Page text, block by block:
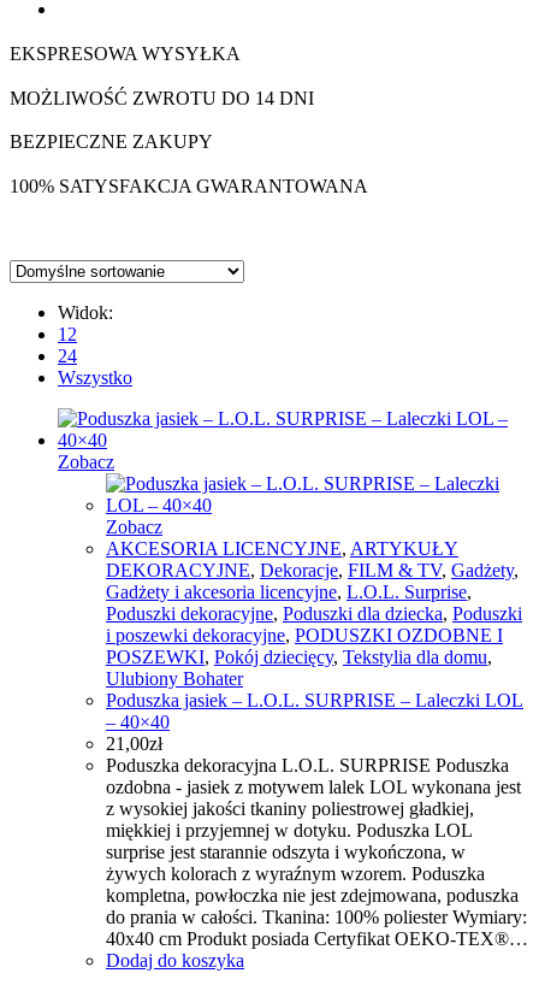
EKSPRESOWA WYSYŁKA
MOŻLIWOŚĆ ZWROTU DO 14 DNI
BEZPIECZNE ZAKUPY
100% SATYSFAKCJA GWARANTOWANA
Widok:
12
24
Wszystko
Zobacz
Zobacz
AKCESORIA LICENCYJNE, ARTYKUŁY
DEKORACYJNE, Dekoracje, FILM & TV, Gadżety,
Gadżety i akcesoria licencyjne, L.O.L. Surprise,
Poduszki dekoracyjne, Poduszki dla dziecka, Poduszki
i poszewki dekoracyjne, PODUSZKI OZDOBNE I
POSZEWKI, Pokój dziecięcy, Tekstylia dla domu,
Ulubiony Bohater
Poduszka jasiek – L.O.L. SURPRISE – Laleczki LOL
– 40×40
21,00zł
Poduszka dekoracyjna L.O.L. SURPRISE Poduszka
ozdobna - jasiek z motywem lalek LOL wykonana jest
z wysokiej jakości tkaniny poliestrowej gładkiej,
miękkiej i przyjemnej w dotyku. Poduszka LOL
surprise jest starannie odszyta i wykończona, w
żywych kolorach z wyraźnym wzorem. Poduszka
kompletna, powłoczka nie jest zdejmowana, poduszka
do prania w całości. Tkanina: 100% poliester Wymiary:
40x40 cm Produkt posiada Certyfikat OEKO-TEX®…
Dodaj do koszyka